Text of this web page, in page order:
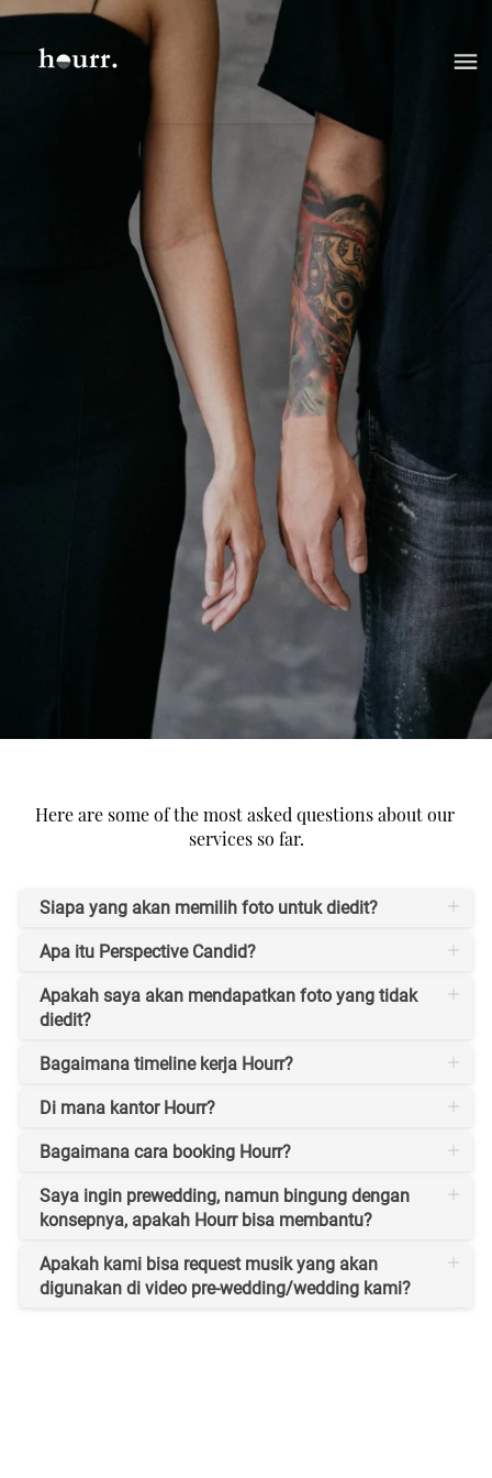
Here are some of the most asked questions about our
services so far.
Siapa yang akan memilih foto untuk diedit?
Apa itu Perspective Candid?
Apakah saya akan mendapatkan foto yang tidak
diedit?
Bagaimana timeline kerja Hourr?
Di mana kantor Hourr?
Bagaimana cara booking Hourr?
Saya ingin prewedding, namun bingung dengan
konsepnya, apakah Hourr bisa membantu?
Apakah kami bisa request musik yang akan
digunakan di video pre-wedding/wedding kami?